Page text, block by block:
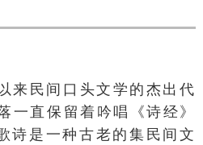
来民间口头文学的杰出代
一直保留着吟唱《诗经》
诗是一种古老的集民间文